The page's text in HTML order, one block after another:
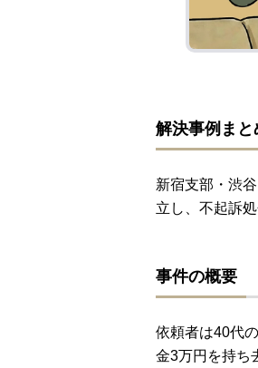
解決事例まと
新宿支部・渋
立し、不起訴
事件の概要
依頼者は40代
金3万円を持ち